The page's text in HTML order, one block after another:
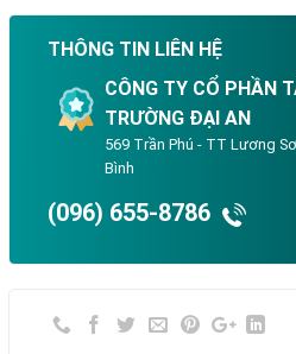
THÔNG TIN LIÊN HỆ
CÔNG TY CỔ PHẦN
TRƯỜNG ĐẠI AN
569 Trần Phú - TT Lương
Bình
(096) 655-8786